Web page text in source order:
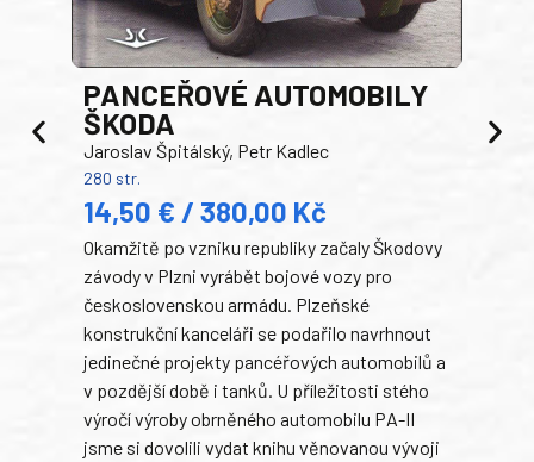
PANCEŘOVÉ AUTOMOBILY
ŠKODA
Jaroslav Špitálský, Petr Kadlec
280 str.
14,50 € / 380,00 Kč
Okamžitě po vzniku republiky začaly Škodovy
závody v Plzni vyrábět bojové vozy pro
československou armádu. Plzeňské
konstrukční kanceláři se podařilo navrhnout
jedinečné projekty pancéřových automobilů a
v pozdější době i tanků. U příležitosti stého
výročí výroby obrněného automobilu PA-II
jsme si dovolili vydat knihu věnovanou vývoji